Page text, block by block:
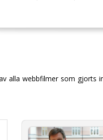
alla webbfilmer som gjorts